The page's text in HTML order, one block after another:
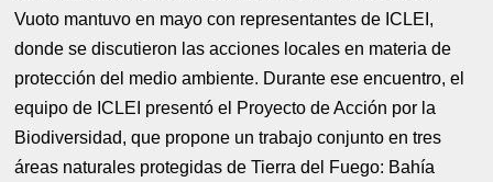
Vuoto mantuvo en mayo con representantes de ICLEI,
donde se discutieron las acciones locales en materia de
protección del medio ambiente. Durante ese encuentro, el
equipo de ICLEI presentó el Proyecto de Acción por la
Biodiversidad, que propone un trabajo conjunto en tres
áreas naturales protegidas de Tierra del Fuego: Bahía